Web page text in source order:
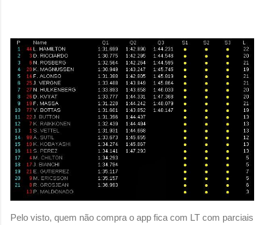
Pelo visto, quem não compra o app fica com LT com parciais